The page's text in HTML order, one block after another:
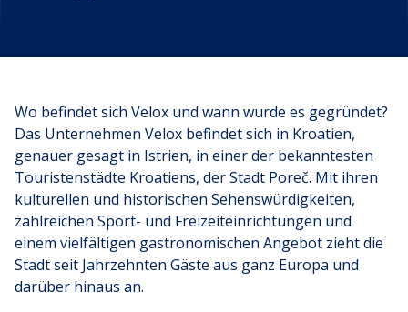
Wo befindet sich Velox und wann wurde es gegründet?
Das Unternehmen Velox befindet sich in Kroatien,
genauer gesagt in Istrien, in einer der bekanntesten
Touristenstädte Kroatiens, der Stadt Poreč. Mit ihren
kulturellen und historischen Sehenswürdigkeiten,
zahlreichen Sport- und Freizeiteinrichtungen und
einem vielfältigen gastronomischen Angebot zieht die
Stadt seit Jahrzehnten Gäste aus ganz Europa und
darüber hinaus an.